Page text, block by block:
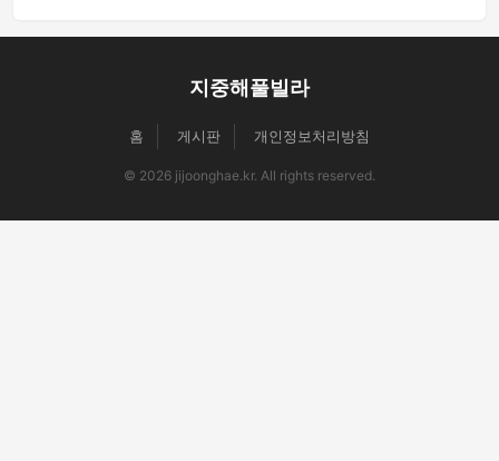
지중해풀빌라
홈 게시판 개인정보처리방침
© 2026 jijoonghae.kr. All rights reserved.